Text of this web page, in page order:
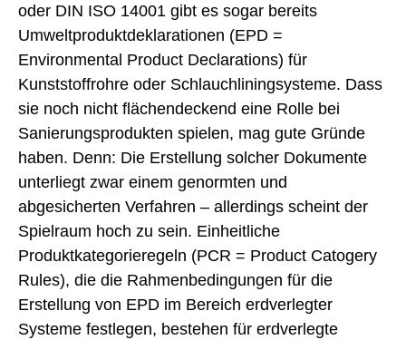
oder DIN ISO 14001 gibt es sogar bereits
Umweltproduktdeklarationen (EPD =
Environmental Product Declarations) für
Kunststoffrohre oder Schlauchliningsysteme. Dass
sie noch nicht flächendeckend eine Rolle bei
Sanierungsprodukten spielen, mag gute Gründe
haben. Denn: Die Erstellung solcher Dokumente
unterliegt zwar einem genormten und
abgesicherten Verfahren – allerdings scheint der
Spielraum hoch zu sein. Einheitliche
Produktkategorieregeln (PCR = Product Catogery
Rules), die die Rahmenbedingungen für die
Erstellung von EPD im Bereich erdverlegter
Systeme festlegen, bestehen für erdverlegte